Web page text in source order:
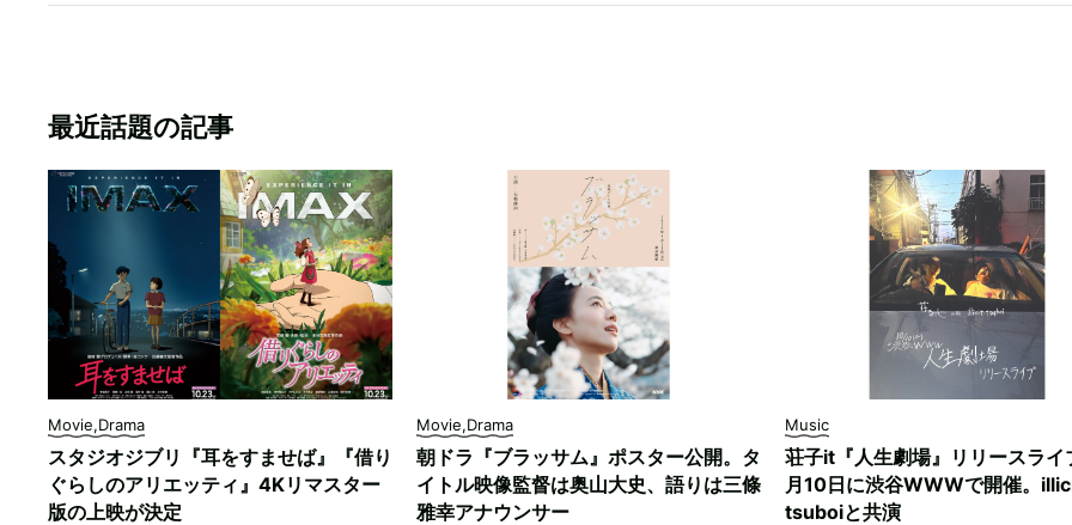
最近話題の記事
Movie,Drama
スタジオジブリ『耳をすませば』『借り
ぐらしのアリエッティ』4Kリマスター
版の上映が決定
Movie,Drama
朝ドラ『ブラッサム』ポスター公開。タ
イトル映像監督は奥山大史、語りは三條
雅幸アナウンサー
Music
荘子it『人生劇場』リリースライ
月10日に渋谷WWWで開催。
tsuboiと共演